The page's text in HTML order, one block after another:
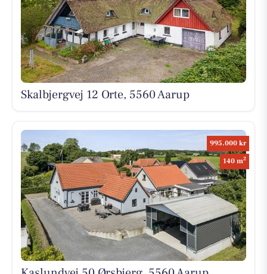
Skalbjergvej 12 Orte, 5560 Aarup
995.000 kr
140 m2